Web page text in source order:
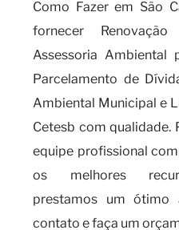
Como Fazer em São
fornecer
Assessoria Ambiental
Parcelamento de
Ambiental Municipal e
Cetesb com qualidade.
equipe profissional
os melhores
prestamos um ótimo
contato e faça um